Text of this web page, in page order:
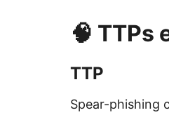
🧠 TTPs
TTP
Spear-phishing